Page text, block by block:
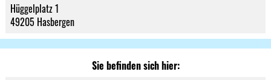
Hüggelplatz 1
49205 Hasbergen
Sie befinden sich hier: